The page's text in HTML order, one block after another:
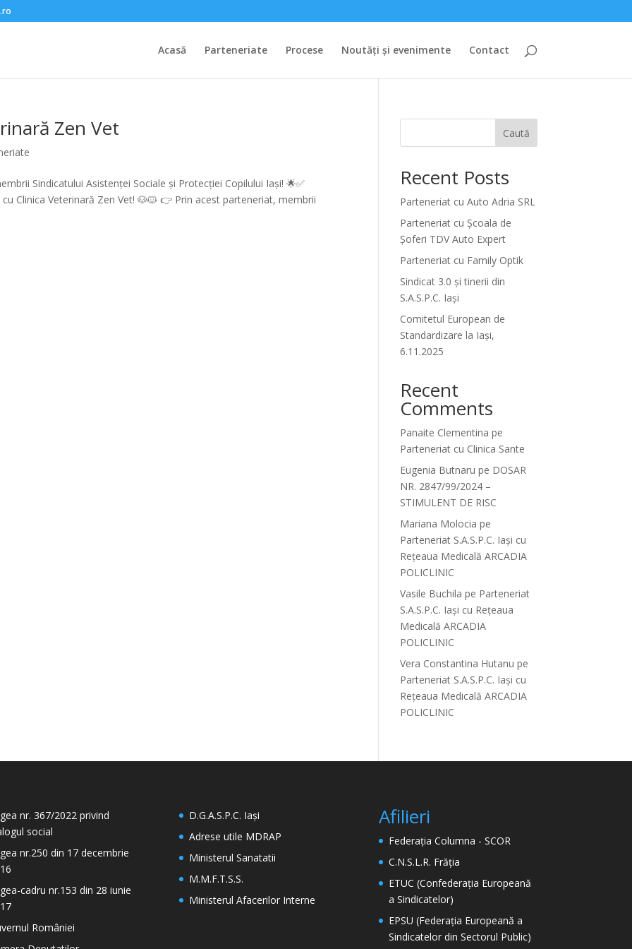
Acasă Parteneriate Procese Noutăți și evenimente Contact
Zen Vet
Sindicatului Asistenței Sociale și Protecției Copilului Iași! 🌟✅
Clinica Veterinară Zen Vet! 🐶🐱 👉 Prin acest parteneriat, membrii
Caută
Recent Posts
Parteneriat cu Auto Adria SRL
Parteneriat cu Școala de
Șoferi TDV Auto Expert
Parteneriat cu Family Optik
Sindicat 3.0 și tinerii din
S.A.S.P.C. Iași
Comitetul European de
Standardizare la Iași,
6.11.2025
Recent
Comments
Panaite Clementina pe
Parteneriat cu Clinica Sante
Eugenia Butnaru pe DOSAR
NR. 2847/99/2024 –
STIMULENT DE RISC
Mariana Molocia pe
Parteneriat S.A.S.P.C. Iași cu
Rețeaua Medicală ARCADIA
POLICLINIC
Vasile Buchila pe Parteneriat
S.A.S.P.C. Iași cu Rețeaua
Medicală ARCADIA
POLICLINIC
Vera Constantina Hutanu pe
Parteneriat S.A.S.P.C. Iași cu
Rețeaua Medicală ARCADIA
POLICLINIC
nr. 367/2022 privind
social
nr.250 din 17 decembrie
cadru nr.153 din 28 iunie
României
D.G.A.S.P.C. Iași
Adrese utile MDRAP
Ministerul Sanatatii
M.M.F.T.S.S.
Ministerul Afacerilor Interne
Afilieri
Federația Columna - SCOR
C.N.S.L.R. Frăția
ETUC (Confederația Europeană
a Sindicatelor)
EPSU (Federația Europeană a
Sindicatelor din Sectorul Public)